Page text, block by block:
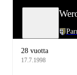
28 vuotta
17.7.1998